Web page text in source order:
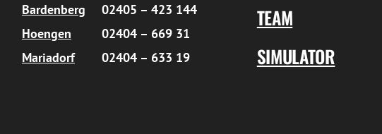
Bardenberg
02405 – 423 144
Hoengen
02404 – 669 31
Mariadorf
02404 – 633 19
TEAM
SIMULATOR